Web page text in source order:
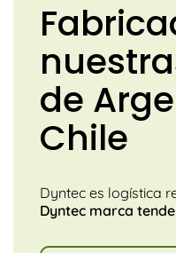
de
Chile
Dyntec es logística
Dyntec marca